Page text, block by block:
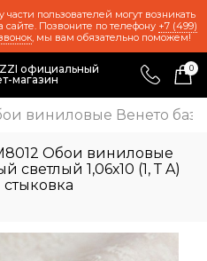
пользователей могут возникать
Позвоните по телефону +7 (499)
, мы вам обязательно поможем!
официальный
магазин
0
виниловые Венето база
Обои виниловые
светлый 1,06х10 (1, Т A)